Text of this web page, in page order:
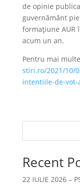
de opinie
guvernământ
formaţiune AUR
acum un an.
Pentru mai
stiri.ro/2021/10/
intentiile-de-
Recent
22 IULIE 2026 –